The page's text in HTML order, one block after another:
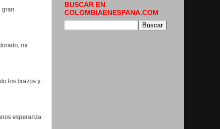
gran
mi
los brazos y
esperanza
BUSCAR EN
COLOMBIAENESPANA.COM